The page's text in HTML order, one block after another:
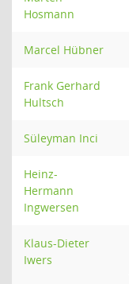
Hosmann
Marcel Hübner
Frank Gerhard
Hultsch
Süleyman Inci
Heinz-
Hermann
Ingwersen
Klaus-Dieter
Iwers